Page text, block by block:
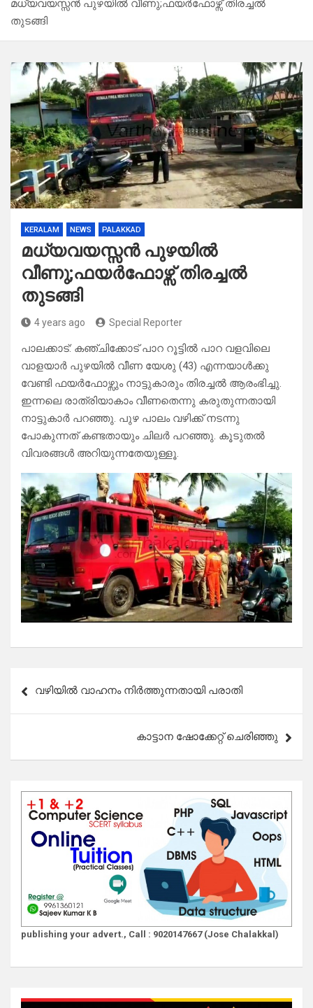
മധ്യവയസ്സൻ പുഴയിൽ വീണു;ഫയർഫോഴ്സ് തിരച്ചൽ
തുടങ്ങി
KERALAM NEWS PALAKKAD
മധ്യവയസ്സൻ പുഴയിൽ
വീണു;ഫയർഫോഴ്സ് തിരച്ചൽ
തുടങ്ങി
4 years ago Special Reporter
പാലക്കാട്: കഞ്ചിക്കോട് പാറ റൂട്ടിൽ പാറ വളവിലെ
വാളയാർ പുഴയിൽ വീണ യേശു (43) എന്നയാൾക്കു
വേണ്ടി ഫയർഫോഴ്സും നാട്ടുകാരും തിരച്ചൽ ആരംഭിച്ചു.
ഇന്നലെ രാത്രിയാകാം വീണതെന്നു കരുതുന്നതായി
നാട്ടുകാർ പറഞ്ഞു. പുഴ പാലം വഴിക്ക് നടന്നു
പോകുന്നത് കണ്ടതായും ചിലർ പറഞ്ഞു. കൂടുതൽ
വിവരങ്ങൾ അറിയുന്നതേയുള്ളൂ.
navigation
വഴിയിൽ വാഹനം നിർത്തുന്നതായി പരാതി
കാട്ടാന ഷോക്കേറ്റ് ചെരിഞ്ഞു
publishing your advert., Call : 9020147667 (Jose Chalakkal)